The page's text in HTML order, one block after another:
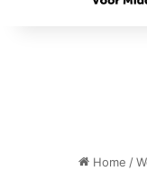
Home /